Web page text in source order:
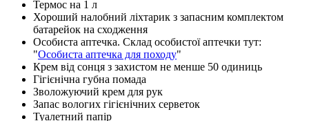
Термос на 1 л
Хороший налобний ліхтарик з запасним комплектом
батарейок на сходження
Особиста аптечка. Склад особистої аптечки тут:
"Особиста аптечка для походу"
Крем від сонця з захистом не менше 50 одиниць
Гігієнічна губна помада
Зволожуючий крем для рук
Запас вологих гігієнічних серветок
Туалетний папір